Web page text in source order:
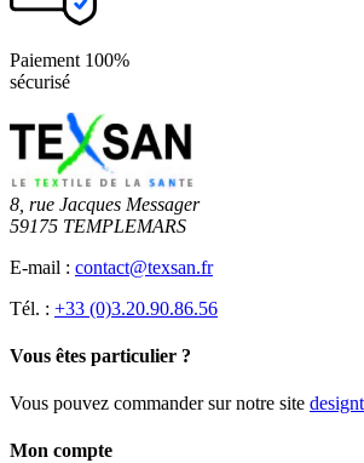
Paiement 100%
sécurisé
8, rue Jacques Messager
59175 TEMPLEMARS
E-mail : contact@texsan.fr
Tél. : +33 (0)3.20.90.86.56
Vous êtes particulier ?
Vous pouvez commander sur notre site
Mon compte